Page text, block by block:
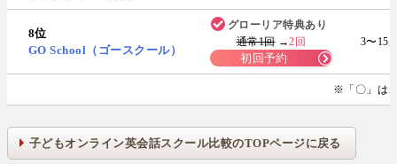
8位
GO School（ゴースクール）
グローリア特典あり
通常1回→2回
初回予約
3〜15
※「〇」は
子どもオンライン英会話スクール比較のTOPページに戻る